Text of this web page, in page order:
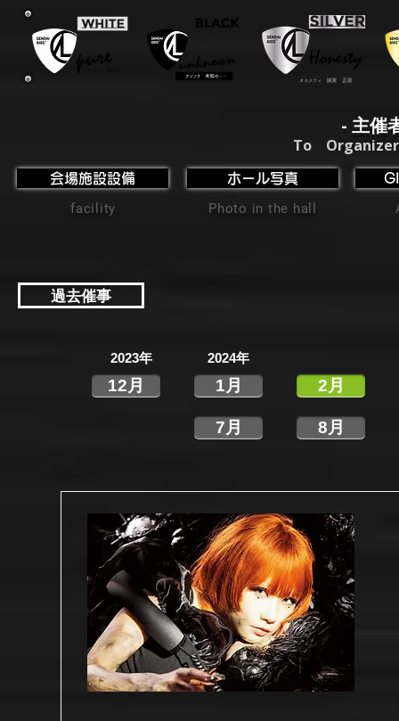
- 主催
To
会場施設設備
facility
ホール写真
Photo in the hall
過去催事
2023年
12月
2024年
1月
7月
2月
8月